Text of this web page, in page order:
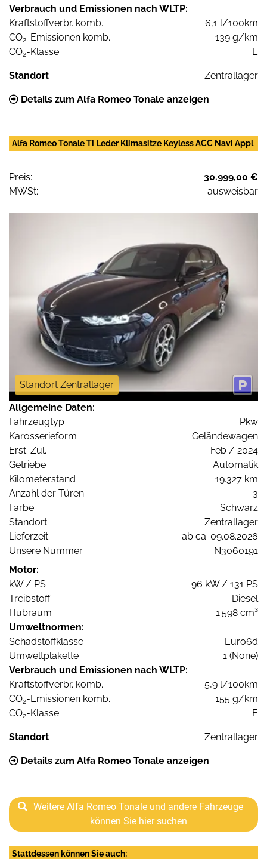
Verbrauch und Emissionen nach WLTP:
Kraftstoffverbr. komb.
6,1 l/100km
CO2-Emissionen komb.
139 g/km
CO2-Klasse E
Standort Zentrallager
Details zum Alfa Romeo Tonale anzeigen
Alfa Romeo Tonale Ti Leder Klimasitze Keyless ACC Navi Appl
Preis:
30.999,00 €
MWSt:
ausweisbar
Standort Zentrallager
Allgemeine Daten:
Fahrzeugtyp
Pkw
Karosserieform
Geländewagen
Erst-Zul.
Feb / 2024
Getriebe
Automatik
Kilometerstand
19.327 km
Anzahl der Türen
3
Farbe
Schwarz
Standort
Zentrallager
Lieferzeit
ab ca. 09.08.2026
Unsere Nummer
N3060191
Motor:
kW / PS
96 kW / 131 PS
Treibstoff
Diesel
Hubraum
1.598 cm³
Umweltnormen:
Schadstoffklasse
Euro6d
Umweltplakette
1 (None)
Verbrauch und Emissionen nach WLTP:
Kraftstoffverbr. komb.
5,9 l/100km
CO2-Emissionen komb.
155 g/km
CO2-Klasse E
Standort Zentrallager
Details zum Alfa Romeo Tonale anzeigen
Weitere Alfa Romeo Tonale und andere Fahrzeuge
können Sie hier suchen
Stattdessen können Sie auch: